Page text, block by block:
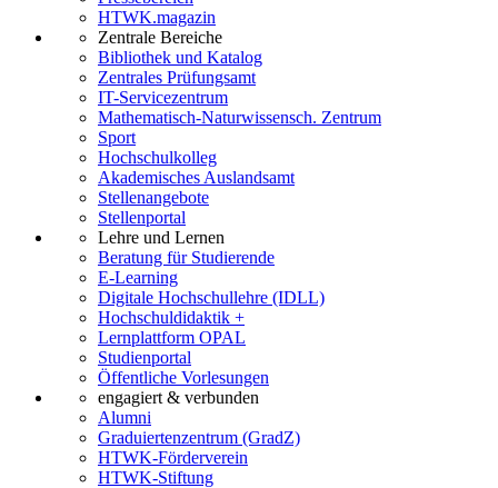
HTWK.magazin
Zentrale Bereiche
Bibliothek und Katalog
Zentrales Prüfungsamt
IT-Servicezentrum
Mathematisch-Naturwissensch. Zentrum
Sport
Hochschulkolleg
Akademisches Auslandsamt
Stellenangebote
Stellenportal
Lehre und Lernen
Beratung für Studierende
E-Learning
Digitale Hochschullehre (IDLL)
Hochschuldidaktik +
Lernplattform OPAL
Studienportal
Öffentliche Vorlesungen
engagiert & verbunden
Alumni
Graduiertenzentrum (GradZ)
HTWK-Förderverein
HTWK-Stiftung